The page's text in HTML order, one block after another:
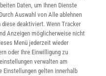
Daten, um Ihnen Dienste
Auswahl von Alle ablehnen
deaktiviert. Wenn Tracker
Anzeigen möglicherweise nicht
Menü jederzeit wieder
oder Ihre Einwilligung zu
verwalten am
Einstellungen gelten innerhalb